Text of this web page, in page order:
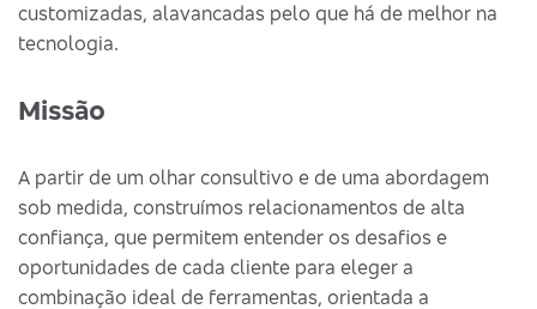
customizadas, alavancadas pelo que há de melhor na
tecnologia.
Missão
A partir de um olhar consultivo e de uma abordagem
sob medida, construímos relacionamentos de alta
confiança, que permitem entender os desafios e
oportunidades de cada cliente para eleger a
combinação ideal de ferramentas, orientada a